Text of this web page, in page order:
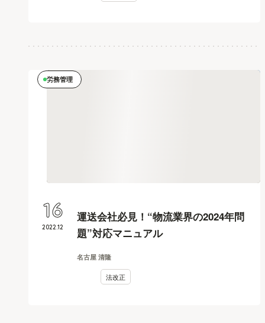
労務管理
運送会社必見！“物流業界の2024年問
題”対応マニュアル
名古屋 清隆
法改正
2022.12
16